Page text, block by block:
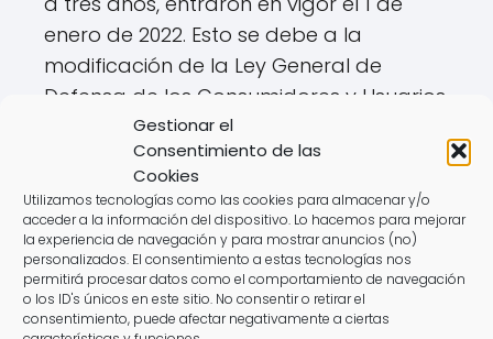
Gestionar el
Consentimiento de las
Cookies
Utilizamos tecnologías como las cookies para almacenar y/o
acceder a la información del dispositivo. Lo hacemos para mejorar
la experiencia de navegación y para mostrar anuncios (no)
personalizados. El consentimiento a estas tecnologías nos
permitirá procesar datos como el comportamiento de navegación
o los ID's únicos en este sitio. No consentir o retirar el
consentimiento, puede afectar negativamente a ciertas
enero de 2022. Esto se debe a la
modificación de la Ley General de
Defensa de los Consumidores y Usuarios,
que busca ofrecer una mayor
protección a los consumidores en toda
la Unión Europea.
Los electrodomésticos adquiridos antes
de esta fecha mantendrán la garantía
de dos años, mientras que los nuevos